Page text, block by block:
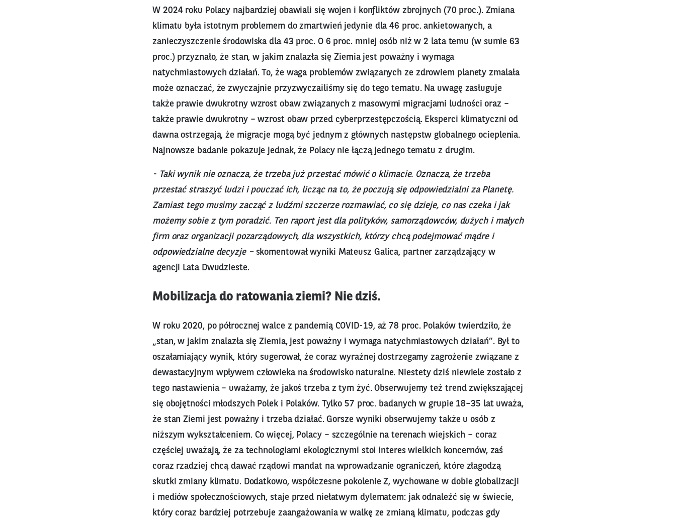
W 2024 roku Polacy najbardziej obawiali się wojen i konfliktów zbrojnych (70 proc.). Zmiana
klimatu była istotnym problemem do zmartwień jedynie dla 46 proc. ankietowanych, a
zanieczyszczenie środowiska dla 43 proc. O 6 proc. mniej osób niż w 2 lata temu (w sumie 63
proc.) przyznało, że stan, w jakim znalazła się Ziemia jest poważny i wymaga
natychmiastowych działań. To, że waga problemów związanych ze zdrowiem planety zmalała
może oznaczać, że zwyczajnie przyzwyczailiśmy się do tego tematu. Na uwagę zasługuje
także prawie dwukrotny wzrost obaw związanych z masowymi migracjami ludności oraz –
także prawie dwukrotny – wzrost obaw przed cyberprzestępczością. Eksperci klimatyczni od
dawna ostrzegają, że migracje mogą być jednym z głównych następstw globalnego ocieplenia.
Najnowsze badanie pokazuje jednak, że Polacy nie łączą jednego tematu z drugim.
- Taki wynik nie oznacza, że trzeba już przestać mówić o klimacie. Oznacza, że trzeba
przestać straszyć ludzi i pouczać ich, licząc na to, że poczują się odpowiedzialni za Planetę.
Zamiast tego musimy zacząć z ludźmi szczerze rozmawiać, co się dzieje, co nas czeka i jak
możemy sobie z tym poradzić. Ten raport jest dla polityków, samorządowców, dużych i małych
firm oraz organizacji pozarządowych, dla wszystkich, którzy chcą podejmować mądre i
odpowiedzialne decyzje –skomentował wyniki Mateusz Galica, partner zarządzający w
agencji Lata Dwudzieste.
Mobilizacja do ratowania ziemi? Nie dziś.
W roku 2020, po półrocznej walce z pandemią COVID-19, aż 78 proc. Polaków twierdziło, że
„stan, w jakim znalazła się Ziemia, jest poważny i wymaga natychmiastowych działań”. Był to
oszałamiający wynik, który sugerował, że coraz wyraźnej dostrzegamy zagrożenie związane z
dewastacyjnym wpływem człowieka na środowisko naturalne. Niestety dziś niewiele zostało z
tego nastawienia – uważamy, że jakoś trzeba z tym żyć. Obserwujemy też trend zwiększającej
się obojętności młodszych Polek i Polaków. Tylko 57 proc. badanych w grupie 18–35 lat uważa,
że stan Ziemi jest poważny i trzeba działać. Gorsze wyniki obserwujemy także u osób z
niższym wykształceniem. Co więcej, Polacy – szczególnie na terenach wiejskich – coraz
częściej uważają, że za technologiami ekologicznymi stoi interes wielkich koncernów, zaś
coraz rzadziej chcą dawać rządowi mandat na wprowadzanie ograniczeń, które złagodzą
skutki zmiany klimatu. Dodatkowo, współczesne pokolenie Z, wychowane w dobie globalizacji
i mediów społecznościowych, staje przed niełatwym dylematem: jak odnaleźć się w świecie,
który coraz bardziej potrzebuje zaangażowania w walkę ze zmianą klimatu, podczas gdy